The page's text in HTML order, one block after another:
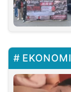
EKONOMI